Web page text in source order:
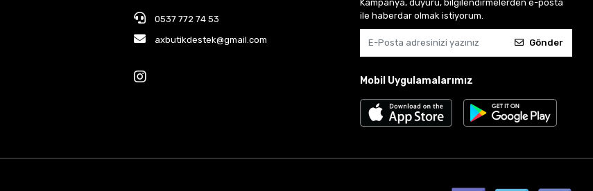
0537 772 74 53
axbutikdestek@gmail.com
Kampanya, duyuru, bilgilendirmelerden e-posta
ile haberdar olmak istiyorum.
Gönder
Mobil Uygulamalarımız